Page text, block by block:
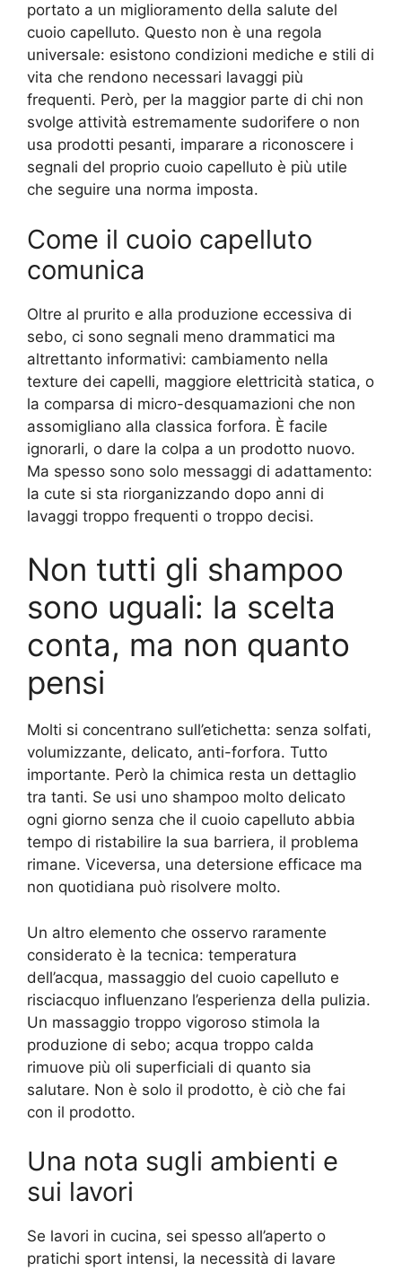
portato a un miglioramento della salute del
cuoio capelluto. Questo non è una regola
universale: esistono condizioni mediche e stili di
vita che rendono necessari lavaggi più
frequenti. Però, per la maggior parte di chi non
svolge attività estremamente sudorifere o non
usa prodotti pesanti, imparare a riconoscere i
segnali del proprio cuoio capelluto è più utile
che seguire una norma imposta.
Come il cuoio capelluto
comunica
Oltre al prurito e alla produzione eccessiva di
sebo, ci sono segnali meno drammatici ma
altrettanto informativi: cambiamento nella
texture dei capelli, maggiore elettricità statica, o
la comparsa di micro-desquamazioni che non
assomigliano alla classica forfora. È facile
ignorarli, o dare la colpa a un prodotto nuovo.
Ma spesso sono solo messaggi di adattamento:
la cute si sta riorganizzando dopo anni di
lavaggi troppo frequenti o troppo decisi.
Non tutti gli shampoo
sono uguali: la scelta
conta, ma non quanto
pensi
Molti si concentrano sull’etichetta: senza solfati,
volumizzante, delicato, anti-forfora. Tutto
importante. Però la chimica resta un dettaglio
tra tanti. Se usi uno shampoo molto delicato
ogni giorno senza che il cuoio capelluto abbia
tempo di ristabilire la sua barriera, il problema
rimane. Viceversa, una detersione efficace ma
non quotidiana può risolvere molto.
Un altro elemento che osservo raramente
considerato è la tecnica: temperatura
dell’acqua, massaggio del cuoio capelluto e
risciacquo influenzano l’esperienza della pulizia.
Un massaggio troppo vigoroso stimola la
produzione di sebo; acqua troppo calda
rimuove più oli superficiali di quanto sia
salutare. Non è solo il prodotto, è ciò che fai
con il prodotto.
Una nota sugli ambienti e
sui lavori
Se lavori in cucina, sei spesso all’aperto o
pratichi sport intensi, la necessità di lavare